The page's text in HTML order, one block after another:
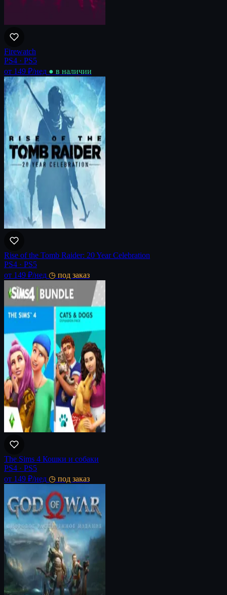
Firewatch
PS4 · PS5
от 149 ₽/нед ● в наличии
Rise of the Tomb Raider: 20 Year Celebration
PS4 · PS5
от 149 ₽/нед ◷ под заказ
The Sims 4 Кошки и собаки
PS4 · PS5
от 149 ₽/нед ◷ под заказ